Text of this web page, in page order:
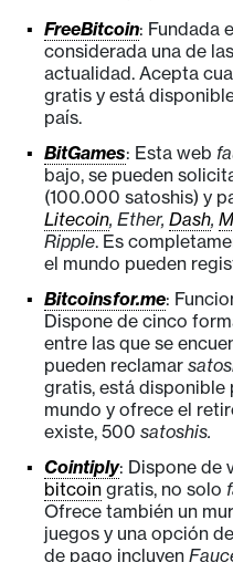
r
s
o
s
C
o
n
t
a
c
t
o
y
P
u
b
l
i
FreeBitcoin: Fundada
considerada una de
actualidad. Acepta
gratis y está
país.
BitGames: Esta web
bajo, se pueden
(100.000 satoshis) y
Litecoin, Ether, Dash,
Ripple. Es
el mundo pueden
Bitcoinsfor.me:
Dispone de cinco
entre las que se
pueden reclamar
gratis, está disponible
mundo y ofrece el
existe, 500 satoshis.
Cointiply: Dispone de
bitcoin gratis, no solo
Ofrece también un
juegos y una opción
de pago incluyen